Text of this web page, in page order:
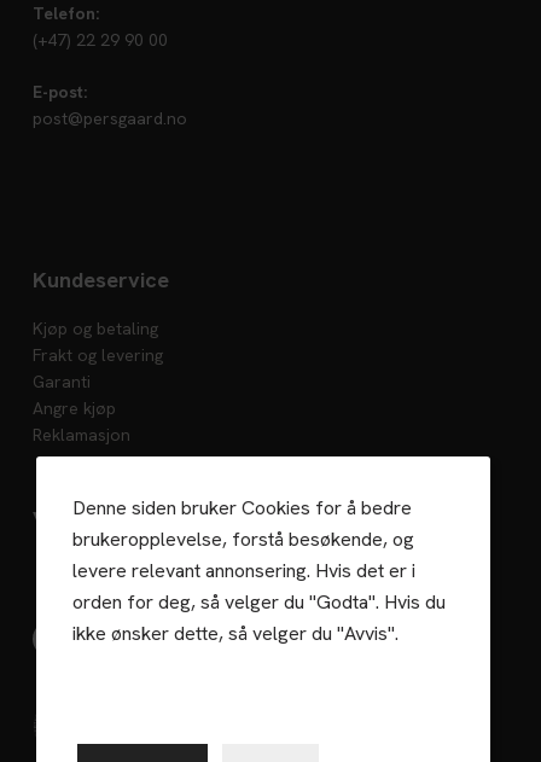
Denne siden bruker Cookies for å bedre
brukeropplevelse, forstå besøkende, og
levere relevant annonsering. Hvis det er i
orden for deg, så velger du "Godta". Hvis du
ikke ønsker dette, så velger du "Avvis".
Telefon:
(+47) 22 29 90 00
E-post:
post@persgaard.no
Kundeservice
Kjøp og betaling
Frakt og levering
Garanti
Angre kjøp
Reklamasjon
Vedlikehold